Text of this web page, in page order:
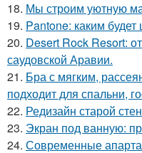
18. Мы строим уютную
19. Pantone: каким будет
20. Desert Rock Resort:
саудовской Аравии.
21. Бра с мягким,
подходит для спальни,
22. Редизайн старой
23. Экран под ванную:
24. Современные